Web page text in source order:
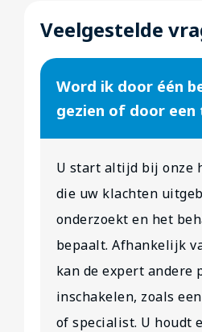
Veelgestelde
Word ik door één
gezien of door een
U start altijd bij onze
die uw klachten
onderzoekt en het
bepaalt. Afhankelijk
kan de expert andere
inschakelen, zoals
of specialist. U houdt